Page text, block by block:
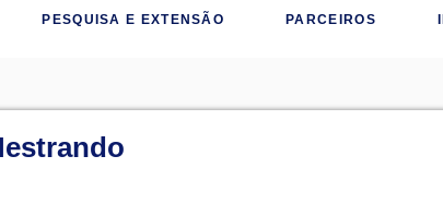
PESQUISA E EXTENSÃO PARCEIROS